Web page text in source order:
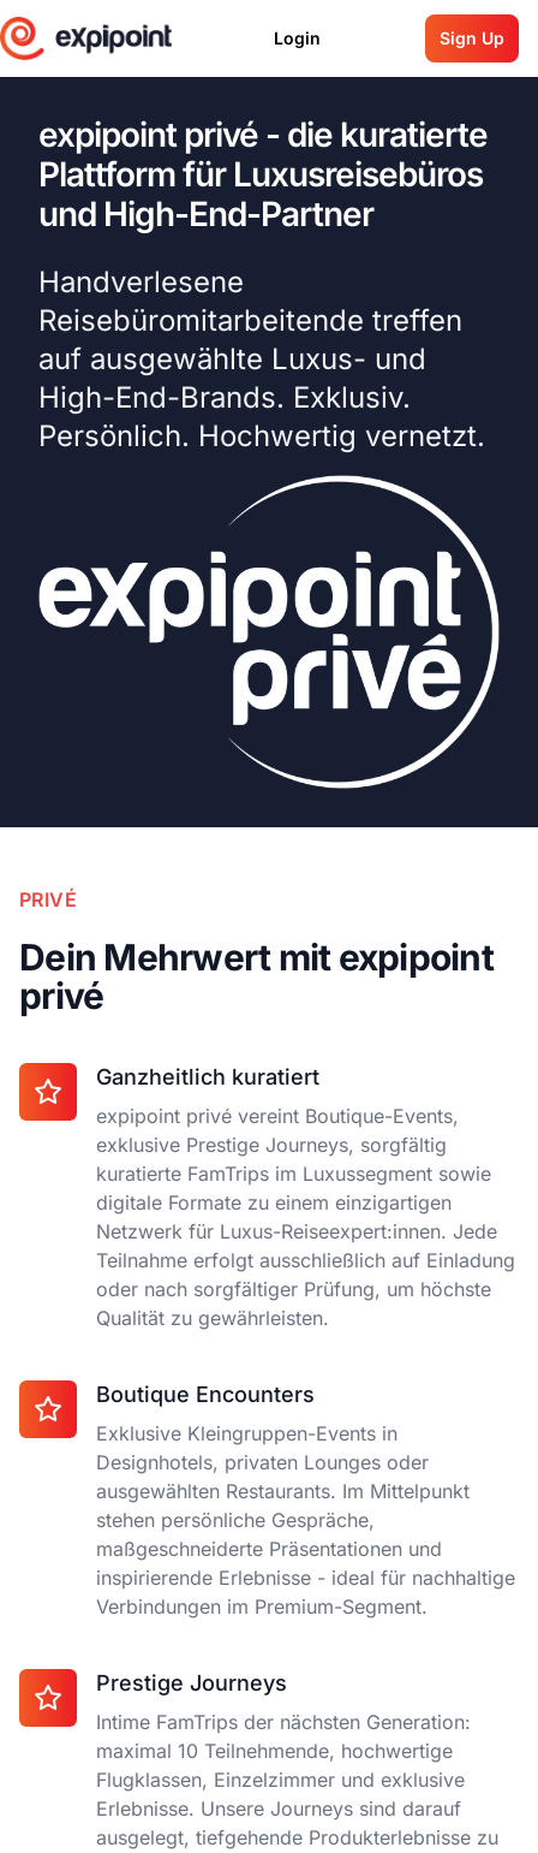
Login Sign Up
expipoint privé - die kuratierte
Plattform für Luxusreisebüros
und High-End-Partner
Handverlesene
Reisebüromitarbeitende treffen
auf ausgewählte Luxus- und
High-End-Brands. Exklusiv.
Persönlich. Hochwertig vernetzt.
PRIVÉ
Dein Mehrwert mit expipoint
privé
Ganzheitlich kuratiert
expipoint privé vereint Boutique-Events,
exklusive Prestige Journeys, sorgfältig
kuratierte FamTrips im Luxussegment sowie
digitale Formate zu einem einzigartigen
Netzwerk für Luxus-Reiseexpert:innen. Jede
Teilnahme erfolgt ausschließlich auf Einladung
oder nach sorgfältiger Prüfung, um höchste
Qualität zu gewährleisten.
Boutique Encounters
Exklusive Kleingruppen-Events in
Designhotels, privaten Lounges oder
ausgewählten Restaurants. Im Mittelpunkt
stehen persönliche Gespräche,
maßgeschneiderte Präsentationen und
inspirierende Erlebnisse - ideal für nachhaltige
Verbindungen im Premium-Segment.
Prestige Journeys
Intime FamTrips der nächsten Generation:
maximal 10 Teilnehmende, hochwertige
Flugklassen, Einzelzimmer und exklusive
Erlebnisse. Unsere Journeys sind darauf
ausgelegt, tiefgehende Produkterlebnisse zu